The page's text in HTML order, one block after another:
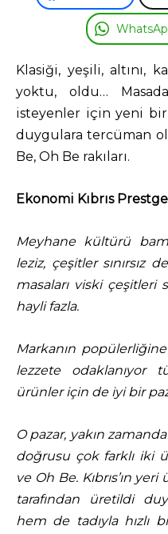
Klasiği, yeşili, altını,
yoktu, oldu…
isteyenler için yeni bir
duygulara tercüman
Be, Oh Be rakıları.
Ekonomi Kıbrıs
Meyhane kültürü
leziz, çeşitler sınırsız
masaları viski çeşitleri
hayli fazla.
Markanın popülerliğine
lezzete odaklanıyor
ürünler için de iyi bir
O pazar, yakın
doğrusu çok farklı iki
ve Oh Be. Kıbrıs’ın
tarafından üretildi
hem de tadıyla hızlı